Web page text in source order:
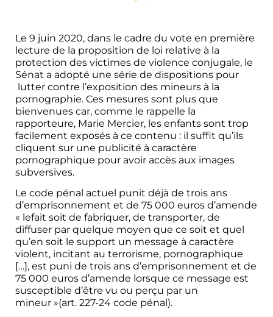
Le 9 juin 2020, dans le cadre du vote en première
lecture de la proposition de loi relative à la
protection des victimes de violence conjugale, le
Sénat a adopté une série de dispositions pour
lutter contre l’exposition des mineurs à la
pornographie. Ces mesures sont plus que
bienvenues car, comme le rappelle la
rapporteure, Marie Mercier, les enfants sont trop
facilement exposés à ce contenu : il suffit qu’ils
cliquent sur une publicité à caractère
pornographique pour avoir accès aux images
subversives.
Le code pénal actuel punit déjà de trois ans
d’emprisonnement et de 75 000 euros d’amende
« lefait soit de fabriquer, de transporter, de
diffuser par quelque moyen que ce soit et quel
qu’en soit le support un message à caractère
violent, incitant au terrorisme, pornographique
[…], est puni de trois ans d’emprisonnement et de
75 000 euros d’amende lorsque ce message est
susceptible d’être vu ou perçu par un
mineur »(art. 227-24 code pénal).